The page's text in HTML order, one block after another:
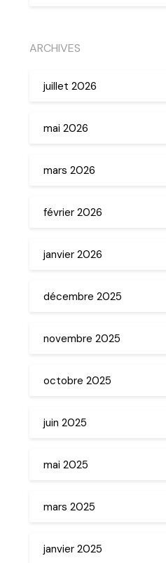
ARCHIVES
juillet 2026
mai 2026
mars 2026
février 2026
janvier 2026
décembre 2025
novembre 2025
octobre 2025
juin 2025
mai 2025
mars 2025
janvier 2025